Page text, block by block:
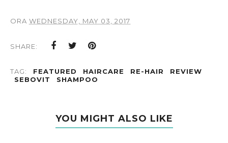
ORA WEDNESDAY, MAY 03, 2017
SHARE:
TAG: FEATURED HAIRCARE RE-HAIR
REVIEW
SEBOVIT
SHAMPOO
YOU MIGHT ALSO LIKE